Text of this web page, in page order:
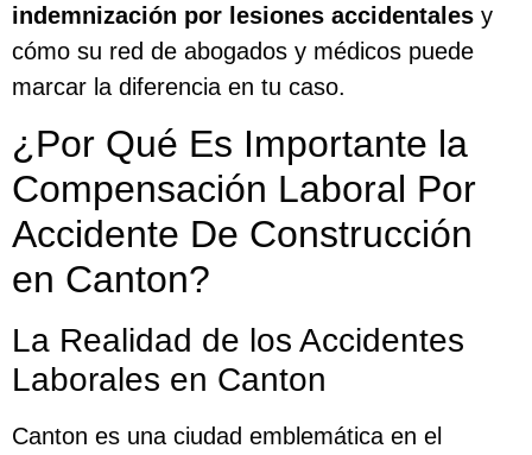
indemnización por lesiones accidentales y
cómo su red de abogados y médicos puede
marcar la diferencia en tu caso.
¿Por Qué Es Importante la
Compensación Laboral Por
Accidente De Construcción
en Canton?
La Realidad de los Accidentes
Laborales en Canton
Canton es una ciudad emblemática en el